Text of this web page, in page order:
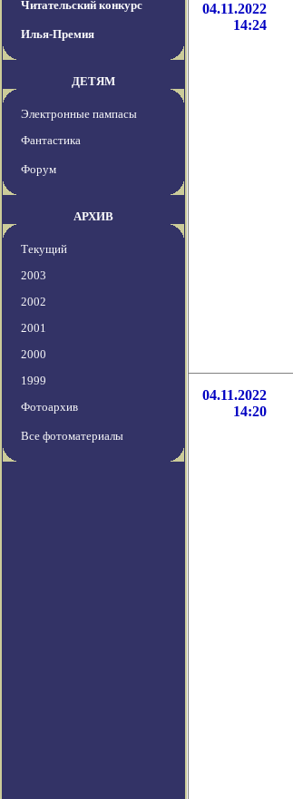
Читательский конкурс
Илья-Премия
ДЕТЯМ
Электронные пампасы
Фантастика
Форум
АРХИВ
Текущий
2003
2002
2001
2000
1999
Фотоархив
Все фотоматериалы
04.11.2022
14:24
04.11.2022
14:20